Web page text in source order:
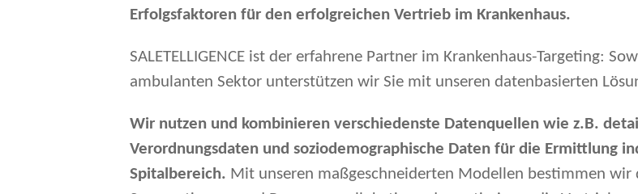
Erfolgsfaktoren für den erfolgreichen Vertrieb im Krankenhaus.
SALETELLIGENCE ist der erfahrene Partner im Krankenhaus-Targeting:
ambulanten Sektor unterstützen wir Sie mit unseren datenbasierten
Wir nutzen und kombinieren verschiedenste Datenquellen wie z.B.
Verordnungsdaten und soziodemographische Daten für die Ermittlung
Spitalbereich. Mit unseren maßgeschneiderten Modellen bestimmen